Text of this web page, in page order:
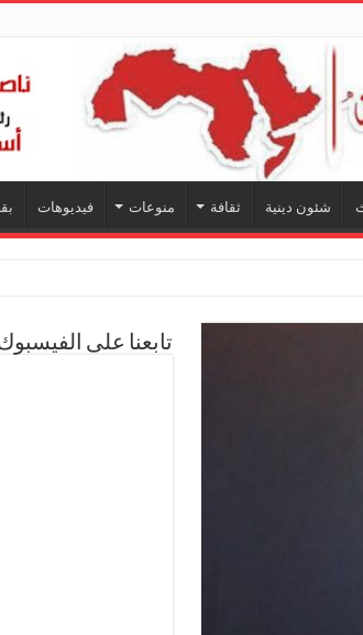
شئون دينية ثقافة منوعات فيديوهات
الغنائي في “مين قال”
تابعنا على